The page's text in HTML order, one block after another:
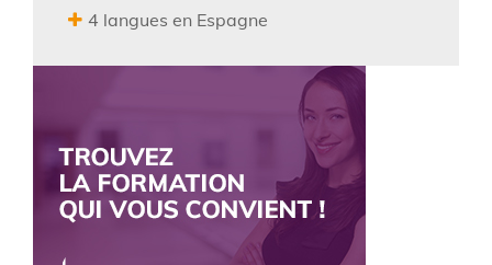
4 langues en Espagne